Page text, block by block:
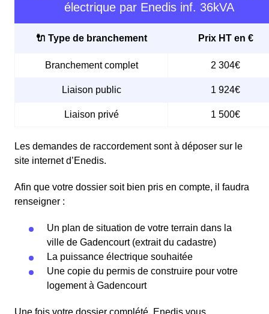
électrique par Enedis inf. 36kVA
🔌 Type de branchement Prix HT en €
Branchement complet 2 304€
Liaison public 1 924€
Liaison privé 1 500€
Les demandes de raccordement sont à déposer sur le
site internet d’Enedis.
Afin que votre dossier soit bien pris en compte, il faudra
renseigner :
Un plan de situation de votre terrain dans la
ville de Gadencourt (extrait du cadastre)
La puissance électrique souhaitée
Une copie du permis de construire pour votre
logement à Gadencourt